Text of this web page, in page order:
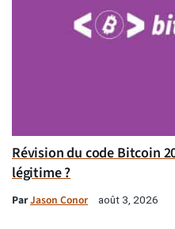
Révision du code Bitcoin
légitime ?
ParJason Conor août 3, 2026